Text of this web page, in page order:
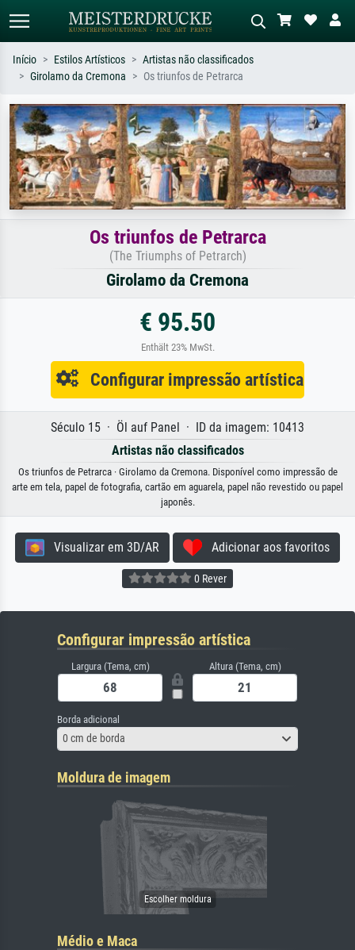
Pesquise por artista, título ou estilo –
ex: Monet, Noite Estrelada,
impressionismo, onda de Hokusai, nu.
Descreva a cena – ex: prado verde,
abstrato com muito vermelho, pintura
a óleo escura, nu em pé ao lado de
uma árvore.
Início Estilos Artísticos
Artistas não classificados
Girolamo da Cremona
Os triunfos de Petrarca
Os triunfos de Petrarca
(The Triumphs of Petrarch)
Girolamo da Cremona
€ 95.50
Enthält 23% MwSt.
Configurar impressão artística
Século 15 · Öl auf Panel · ID da imagem: 10413
Artistas não classificados
Os triunfos de Petrarca · Girolamo da Cremona. Disponível como impressão de
arte em tela, papel de fotografia, cartão em aguarela, papel não revestido ou papel
japonês.
Visualizar em 3D/AR Adicionar aos favoritos
0 Rever
Configurar impressão artística
Largura (Tema, cm) Altura (Tema, cm)
Borda adicional
0 cm de borda
Moldura de imagem
Médio e Maca